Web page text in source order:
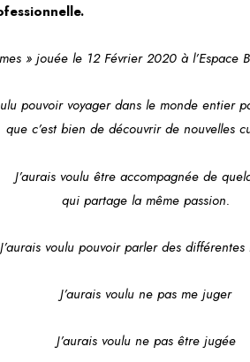
» jouée le 12 Février 2020 à l’Espace
pouvoir voyager dans le monde entier
que c’est bien de découvrir de nouvelles
J’aurais voulu être accompagnée de
qui partage la même passion.
J’aurais voulu pouvoir parler des différentes
J’aurais voulu ne pas me juger
J’aurais voulu ne pas être jugée